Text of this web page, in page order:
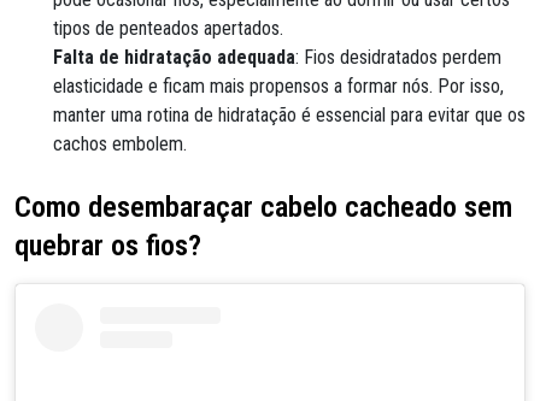
tipos de penteados apertados.
Falta de hidratação adequada: Fios desidratados perdem
elasticidade e ficam mais propensos a formar nós. Por isso,
manter uma rotina de hidratação é essencial para evitar que os
cachos embolem.
Como desembaraçar cabelo cacheado sem
quebrar os fios?